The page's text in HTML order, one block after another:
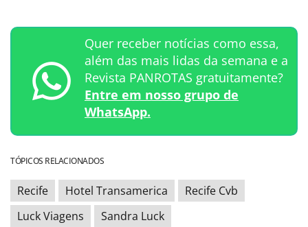
Quer receber notícias como essa,
além das mais lidas da semana e a
Revista PANROTAS gratuitamente?
Entre em nosso grupo de
WhatsApp.
TÓPICOS RELACIONADOS
Recife Hotel Transamerica
Recife Cvb
Luck Viagens
Sandra Luck